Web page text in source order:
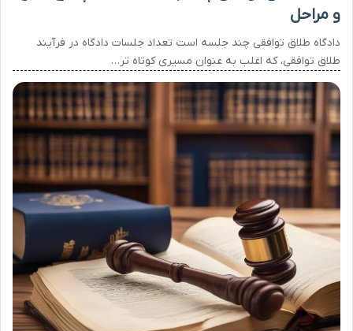
و مراحل
دادگاه طلاق توافقی چند جلسه است تعداد جلسات دادگاه در فرآیند
طلاق توافقی، که اغلب به عنوان مسیری کوتاه تر…